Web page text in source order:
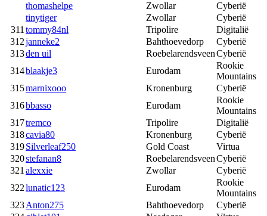
thomashelpe
Zwollar
Cyberië
tinytiger
Zwollar
Cyberië
311tommy84nl Tripolire
Digitalië
312janneke2 Bahthoevedorp
Cyberië
313den uil RoebelarendsveenCyberië
314blaakje3 Eurodam
Rookie
Mountains
315marnixooo Kronenburg
Cyberië
316bbasso Eurodam
Rookie
Mountains
317tremco Tripolire
Digitalië
318cavia80 Kronenburg
Cyberië
319Silverleaf250 Gold Coast
Virtua
320stefanan8 RoebelarendsveenCyberië
321alexxie Zwollar
Cyberië
322lunatic123 Eurodam
Rookie
Mountains
323Anton275 Bahthoevedorp
Cyberië